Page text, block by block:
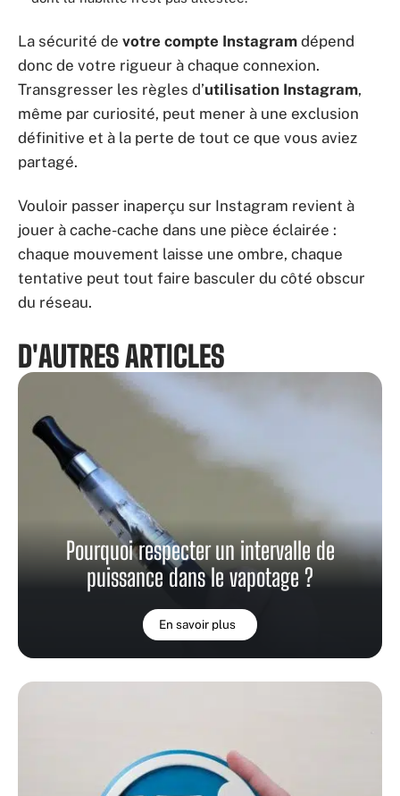
La sécurité de votre compte Instagram dépend
donc de votre rigueur à chaque connexion.
Transgresser les règles d’utilisation Instagram,
même par curiosité, peut mener à une exclusion
définitive et à la perte de tout ce que vous aviez
partagé.
Vouloir passer inaperçu sur Instagram revient à
jouer à cache-cache dans une pièce éclairée :
chaque mouvement laisse une ombre, chaque
tentative peut tout faire basculer du côté obscur
du réseau.
D'AUTRES ARTICLES
Pourquoi respecter un intervalle de
puissance dans le vapotage ?
En savoir plus